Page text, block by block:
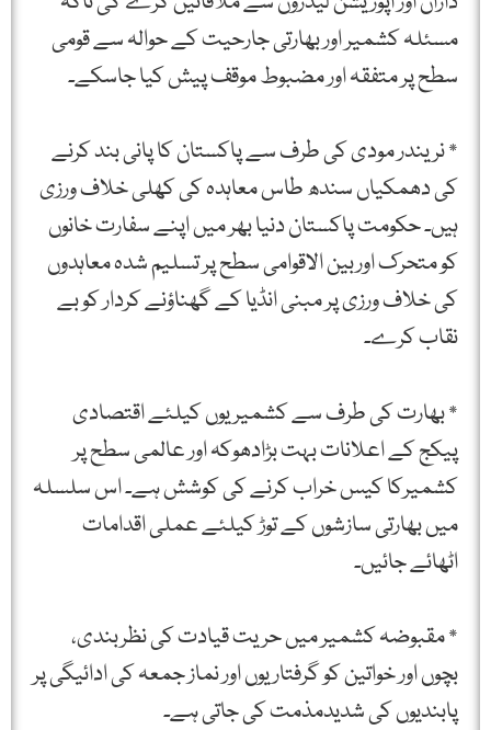
مسئلہ کشمیر اور بھارتی جارحیت کے حوالہ سے قومی
سطح پر متفقہ اور مضبوط موقف پیش کیا جاسکے۔
* نریندر مودی کی طرف سے پاکستان کا پانی بند کرنے
کی دھمکیاں سندھ طاس معاہدہ کی کھلی خلاف ورزی
ہیں۔ حکومت پاکستان دنیا بھر میں اپنے سفارت خانوں
کو متحرک اوربین الاقوامی سطح پر تسلیم شدہ معاہدوں
کی خلاف ورزی پر مبنی انڈیا کے گھناؤنے کردار کو بے
نقاب کرے۔
* بھارت کی طرف سے کشمیریوں کیلئے اقتصادی
پیکج کے اعلانات بہت بڑادھوکہ اور عالمی سطح پر
کشمیرکا کیس خراب کرنے کی کوشش ہے۔ اس سلسلہ
میں بھارتی سازشوں کے توڑ کیلئے عملی اقدامات
اٹھائے جائیں۔
* مقبوضہ کشمیر میں حریت قیادت کی نظربندی،
بچوں اور خواتین کو گرفتاریوں اور نماز جمعہ کی ادائیگی پر
پابندیوں کی شدیدمذمت کی جاتی ہے۔